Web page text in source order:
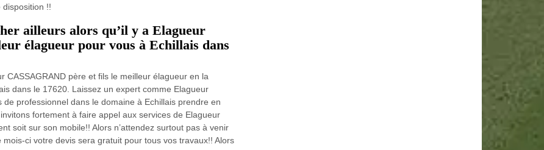
disposition !!
ailleurs alors qu’il y a Elagueur
élagueur pour vous à Echillais dans
père et fils le meilleur élagueur en la
dans le 17620. Laissez un expert comme Elagueur
professionnel dans le domaine à Echillais prendre en
fortement à faire appel aux services de Elagueur
soit sur son mobile!! Alors n’attendez surtout pas à venir
ci votre devis sera gratuit pour tous vos travaux!! Alors